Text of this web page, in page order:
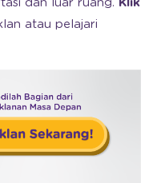
dan luar ruang. Klik
atau pelajari